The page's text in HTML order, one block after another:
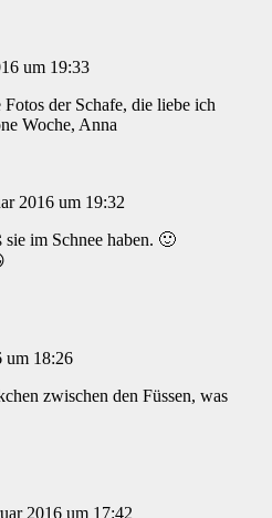
um 19:33
der Schafe, die liebe ich
Woche, Anna
2016 um 19:32
im Schnee haben. 🙂
um 18:26
zwischen den Füssen, was
2016 um 17:42